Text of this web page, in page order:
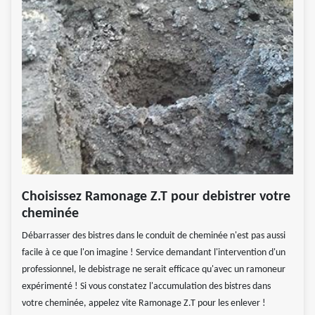
Choisissez Ramonage Z.T pour debistrer votre
cheminée
Débarrasser des bistres dans le conduit de cheminée n'est pas aussi
facile à ce que l'on imagine ! Service demandant l'intervention d'un
professionnel, le debistrage ne serait efficace qu'avec un ramoneur
expérimenté ! Si vous constatez l'accumulation des bistres dans
votre cheminée, appelez vite Ramonage Z.T pour les enlever !